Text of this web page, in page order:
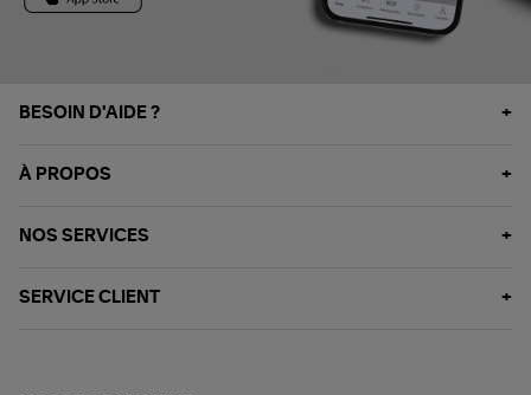
BESOIN D'AIDE ?
À PROPOS
NOS SERVICES
SERVICE CLIENT